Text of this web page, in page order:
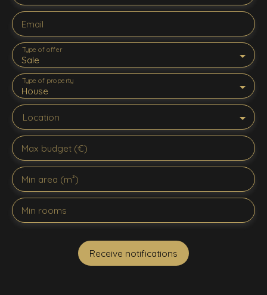
Email
Sale
Type of offer
House
Type of property
Location
Max budget (€)
Min area (m²)
Min rooms
Receive notifications